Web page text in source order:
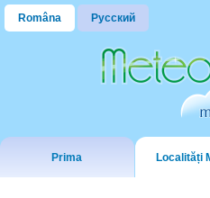
Româna Русский
Prima Localități